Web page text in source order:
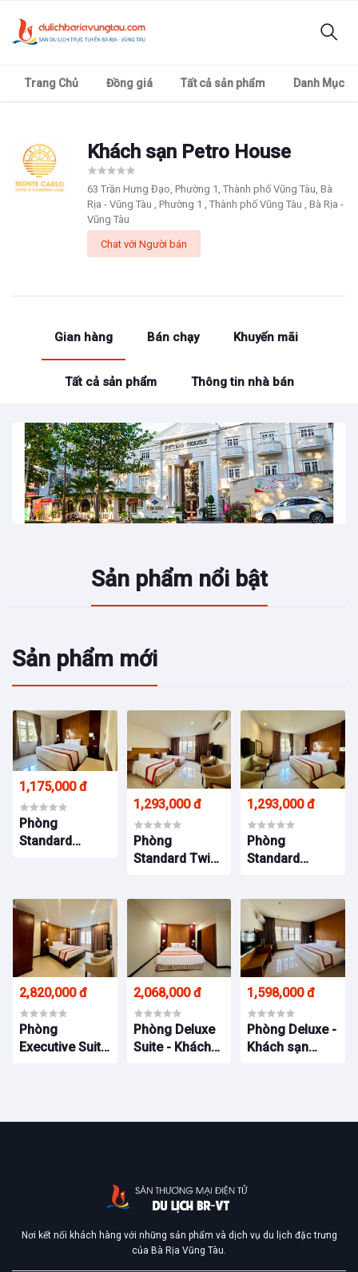
Trang Chủ Đồng giá Tất cả sản phẩm Danh Mục
Khách sạn Petro House
63 Trần Hưng Đạo, Phường 1, Thành phố Vũng Tàu, Bà
Rịa - Vũng Tàu , Phường 1 , Thành phố Vũng Tàu , Bà Rịa -
Vũng Tàu
Chat với Người bán
Gian hàng Bán chạy Khuyến mãi
Tất cả sản phẩm Thông tin nhà bán
Sản phẩm nổi bật
Sản phẩm mới
1,175,000 đ
Phòng
Standard
1,293,000 đ
Phòng
Standard Twin
1,293,000 đ
Phòng
Standard
House
2,820,000 đ
Phòng
Executive Suite
2,068,000 đ
Phòng Deluxe
Suite - Khách
1,598,000 đ
Phòng Deluxe -
Khách sạn
Nơi kết nối khách hàng với những sản phẩm và dịch vụ du lịch đặc trưng
của Bà Rịa Vũng Tàu.